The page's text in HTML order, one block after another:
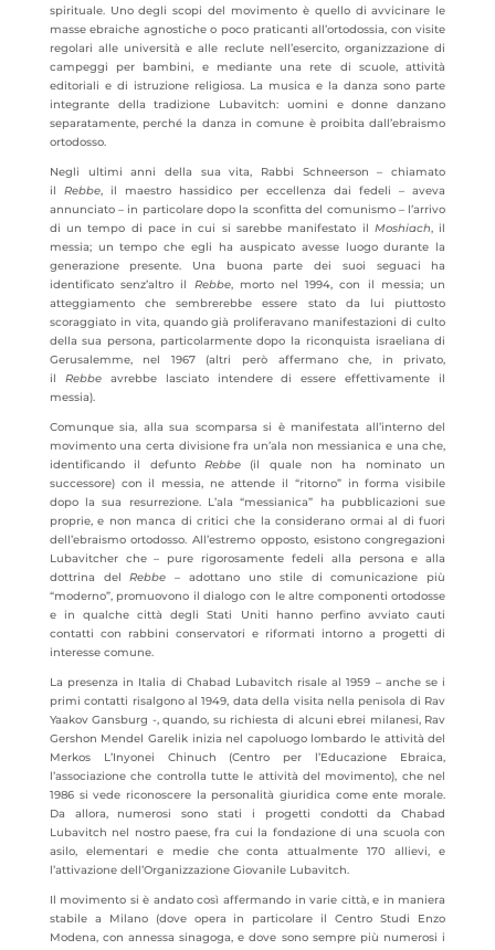
spirituale. Uno degli scopi del movimento è quello di avvicinare le
masse ebraiche agnostiche o poco praticanti all’ortodossia, con visite
regolari alle università e alle reclute nell’esercito, organizzazione di
campeggi per bambini, e mediante una rete di scuole, attività
editoriali e di istruzione religiosa. La musica e la danza sono parte
integrante della tradizione Lubavitch: uomini e donne danzano
separatamente, perché la danza in comune è proibita dall’ebraismo
ortodosso.
Negli ultimi anni della sua vita, Rabbi Schneerson – chiamato
il Rebbe, il maestro hassidico per eccellenza dai fedeli – aveva
annunciato – in particolare dopo la sconfitta del comunismo – l’arrivo
di un tempo di pace in cui si sarebbe manifestato il Moshiach, il
messia; un tempo che egli ha auspicato avesse luogo durante la
generazione presente. Una buona parte dei suoi seguaci ha
identificato senz’altro il Rebbe, morto nel 1994, con il messia; un
atteggiamento che sembrerebbe essere stato da lui piuttosto
scoraggiato in vita, quando già proliferavano manifestazioni di culto
della sua persona, particolarmente dopo la riconquista israeliana di
Gerusalemme, nel 1967 (altri però affermano che, in privato,
il Rebbeavrebbe lasciato intendere di essere effettivamente il
messia).
Comunque sia, alla sua scomparsa si è manifestata all’interno del
movimento una certa divisione fra un’ala non messianica e una che,
identificando il defunto Rebbe(il quale non ha nominato un
successore) con il messia, ne attende il “ritorno” in forma visibile
dopo la sua resurrezione. L’ala “messianica” ha pubblicazioni sue
proprie, e non manca di critici che la considerano ormai al di fuori
dell’ebraismo ortodosso. All’estremo opposto, esistono congregazioni
Lubavitcher che – pure rigorosamente fedeli alla persona e alla
dottrina delRebbe – adottano uno stile di comunicazione più
“moderno”, promuovono il dialogo con le altre componenti ortodosse
e in qualche città degli Stati Uniti hanno perfino avviato cauti
contatti con rabbini conservatori e riformati intorno a progetti di
interesse comune.
La presenza in Italia di Chabad Lubavitch risale al 1959 – anche se i
primi contatti risalgono al 1949, data della visita nella penisola di Rav
Yaakov Gansburg -, quando, su richiesta di alcuni ebrei milanesi, Rav
Gershon Mendel Garelik inizia nel capoluogo lombardo le attività del
Merkos L’Inyonei Chinuch (Centro per l’Educazione Ebraica,
l’associazione che controlla tutte le attività del movimento), che nel
1986 si vede riconoscere la personalità giuridica come ente morale.
Da allora, numerosi sono stati i progetti condotti da Chabad
Lubavitch nel nostro paese, fra cui la fondazione di una scuola con
asilo, elementari e medie che conta attualmente 170 allievi, e
l’attivazione dell’Organizzazione Giovanile Lubavitch.
Il movimento si è andato così affermando in varie città, e in maniera
stabile a Milano (dove opera in particolare il Centro Studi Enzo
Modena, con annessa sinagoga, e dove sono sempre più numerosi i